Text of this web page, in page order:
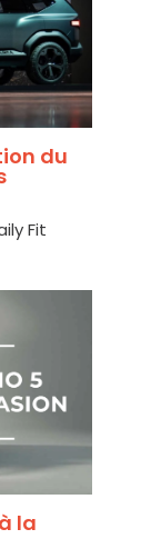
du
Fit
la